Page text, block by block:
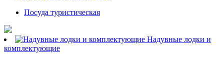
Посуда туристическая
Надувные лодки и
комплектующие